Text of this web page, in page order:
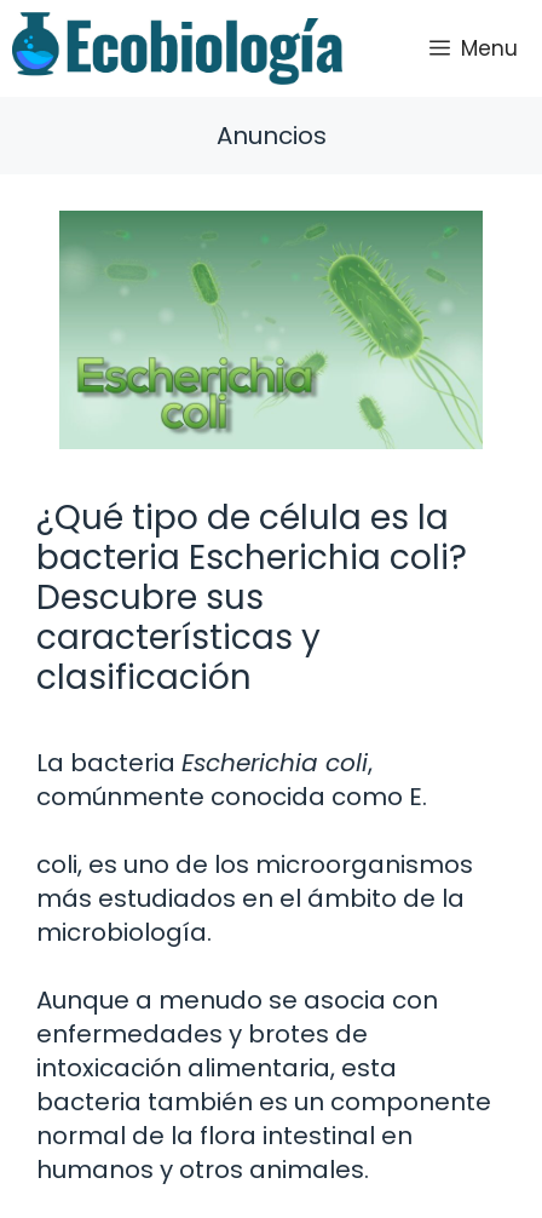
Saltar
al
contenido
Menu
Anuncios
¿Qué tipo de célula es la
bacteria Escherichia coli?
Descubre sus
características y
clasificación
La bacteria Escherichia coli,
comúnmente conocida como E.
coli, es uno de los microorganismos
más estudiados en el ámbito de la
microbiología.
Aunque a menudo se asocia con
enfermedades y brotes de
intoxicación alimentaria, esta
bacteria también es un componente
normal de la flora intestinal en
humanos y otros animales.